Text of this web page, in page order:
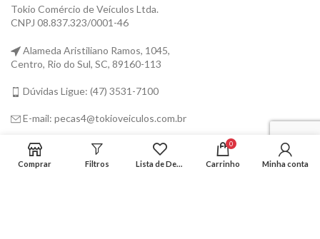
Tokio Comércio de Veículos Ltda.
CNPJ 08.837.323/0001-46
Alameda Aristiliano Ramos, 1045,
Centro, Rio do Sul, SC, 89160-113
Dúvidas Ligue: (47) 3531-7100
E-mail: pecas4@tokioveiculos.com.br
INSTITUCIONAL
Comprar Filtros Lista de Desejos
0
Carrinho Minha conta